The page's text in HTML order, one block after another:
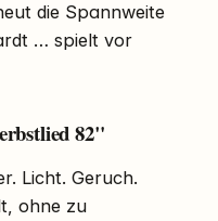
die Spannweite
… spielt vor
82"
Licht. Geruch.
ohne zu